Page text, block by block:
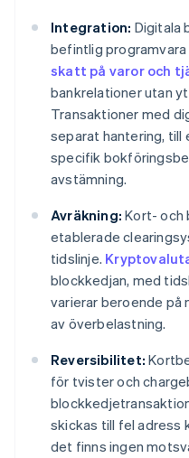
Integration: Digitala
befintlig
skatt på varor och
bankrelationer utan
Transaktioner med
separat hantering, till
specifik
avstämning.
Avräkning: Kort- och
etablerade
tidslinje.
blockkedjan, med
varierar beroende på
av överbelastning.
Reversibilitet:
för tvister och
skickas till fel adress
det finns ingen